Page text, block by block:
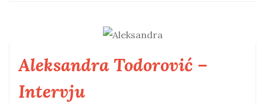
Aleksandra Todorović –
Intervju